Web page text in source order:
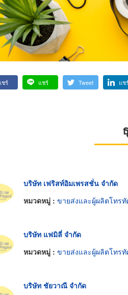
ชร์ แชร์ Tweet แช
บริษัท เฟริสท์อิมเพรสชั่น จำกัด
หมวดหมู่ : ขายส่งและผู้ผลิตโทร
บริษัท แฟมิลี่ จำกัด
หมวดหมู่ : ขายส่งและผู้ผลิตโทร
บริษัท ชัยวาณี จำกัด